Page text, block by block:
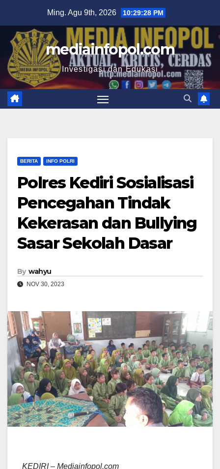
content
Ming. Agu 9th, 2026 10:29:29 PM
mediainfopol.com
Investigasi dan Edukasi
BERITA INFO POLRI
Polres Kediri Sosialisasi
Pencegahan Tindak
Kekerasan dan Bullying
Sasar Sekolah Dasar
By wahyu
NOV 30, 2023
KEDIRI – Mediainfopol.com